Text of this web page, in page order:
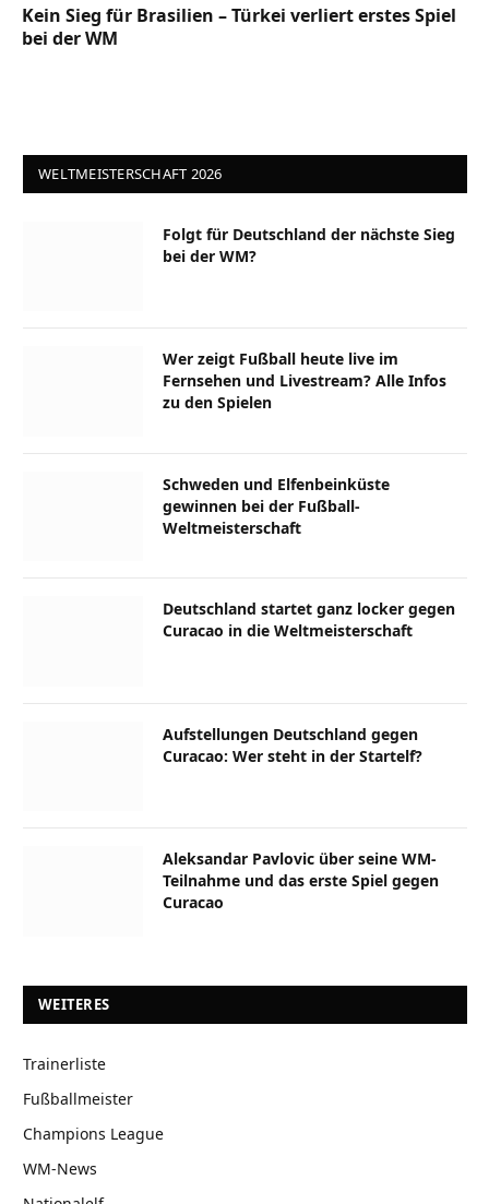
Kein Sieg für Brasilien – Türkei verliert erstes Spiel
bei der WM
WELTMEISTERSCHAFT 2026
Folgt für Deutschland der nächste Sieg
bei der WM?
Wer zeigt Fußball heute live im
Fernsehen und Livestream? Alle Infos
zu den Spielen
Schweden und Elfenbeinküste
gewinnen bei der Fußball-
Weltmeisterschaft
Deutschland startet ganz locker gegen
Curacao in die Weltmeisterschaft
Aufstellungen Deutschland gegen
Curacao: Wer steht in der Startelf?
Aleksandar Pavlovic über seine WM-
Teilnahme und das erste Spiel gegen
Curacao
WEITERES
Trainerliste
Fußballmeister
Champions League
WM-News